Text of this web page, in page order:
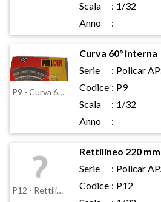
Scala
: 1/32
Anno
:
P9 - Curva 60° interna
Curva 60° interna
Serie
: Policar
Codice : P9
Scala
: 1/32
Anno
:
P12 - Rettilineo 220 mm presa corrente
Rettilineo 220
Serie
: Policar
Codice : P12